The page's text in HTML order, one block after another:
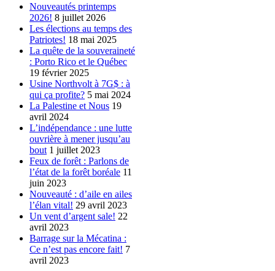
Nouveautés printemps
2026! 8 juillet 2026
Les élections au temps des
Patriotes! 18 mai 2025
La quête de la souveraineté
: Porto Rico et le Québec
19 février 2025
Usine Northvolt à 7G$ : à
qui ça profite? 5 mai 2024
La Palestine et Nous 19
avril 2024
L’indépendance : une lutte
ouvrière à mener jusqu’au
bout 1 juillet 2023
Feux de forêt : Parlons de
l’état de la forêt boréale 11
juin 2023
Nouveauté : d’aile en ailes
l’élan vital! 29 avril 2023
Un vent d’argent sale! 22
avril 2023
Barrage sur la Mécatina :
Ce n’est pas encore fait! 7
avril 2023